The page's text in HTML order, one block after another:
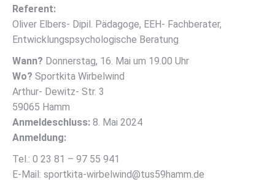
Referent:
Oliver Elbers- Dipil. Pädagoge, EEH- Fachberater,
Entwicklungspsychologische Beratung
Wann? Donnerstag, 16. Mai um 19.00 Uhr
Wo? Sportkita Wirbelwind
Arthur- Dewitz- Str. 3
59065 Hamm
Anmeldeschluss: 8. Mai 2024
Anmeldung:
Tel.: 0 23 81 – 97 55 941
E-Mail: sportkita-wirbelwind@tus59hamm.de